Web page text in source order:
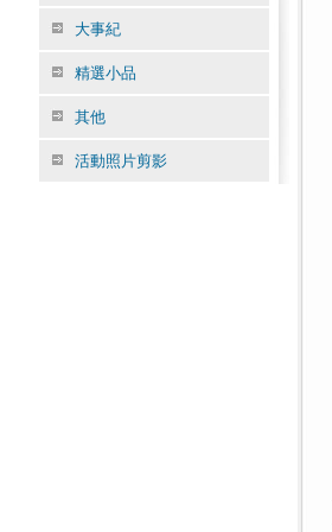
大事紀
精選小品
其他
活動照片剪影